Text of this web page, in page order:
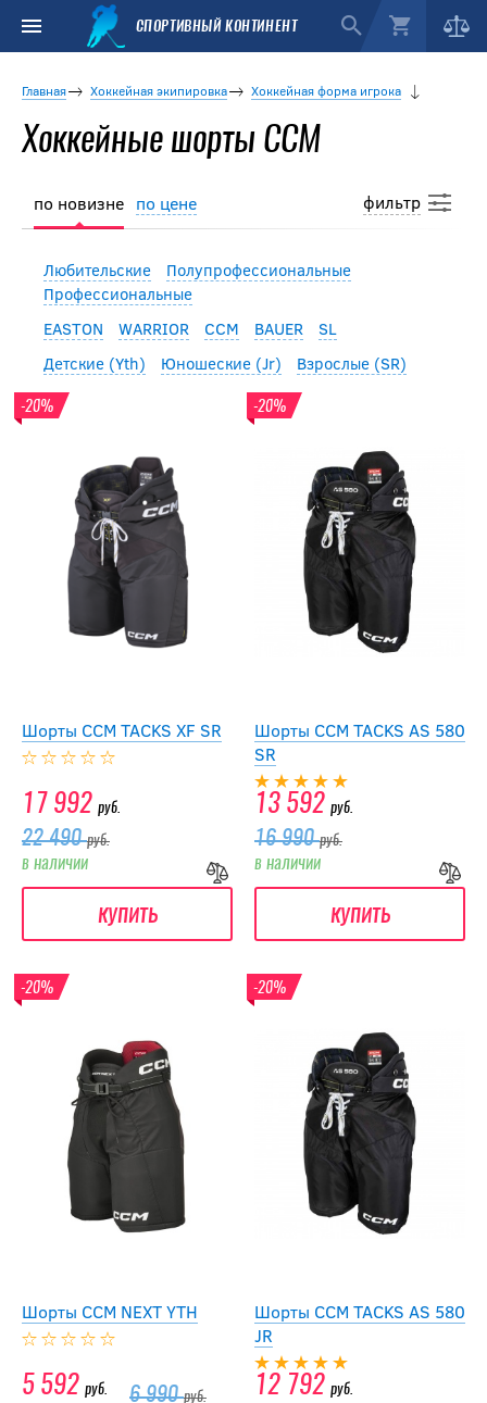
СПОРТИВНЫЙ КОНТИНЕНТ
Главная Хоккейная экипировка Хоккейная форма игрока
Хоккейные шорты CCM
фильтр
по новизне по цене
Любительские
Полупрофессиональные
Профессиональные
EASTON
WARRIOR CCM BAUER
SL
Детские (Yth)
Юношеские (Jr) Взрослые (SR)
-20%
Шорты CCM TACKS XF SR
17 992 руб.
22 490руб.
в наличии
купить
-20%
Шорты CCM TACKS AS 580
SR
13 592 руб.
16 990руб.
в наличии
купить
-20%
Шорты CCM NEXT YTH
5 592 руб. 6 990руб.
-20%
Шорты CCM TACKS AS 580
JR
12 792 руб.